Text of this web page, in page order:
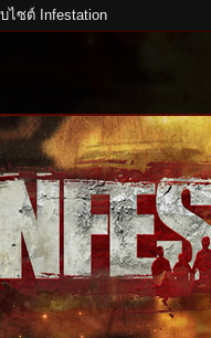
บไซต์ Infestation